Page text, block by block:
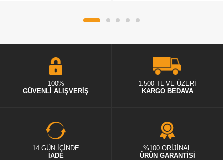
100%
GÜVENLİ ALIŞVERİŞ
1.500 TL VE ÜZERİ
KARGO BEDAVA
14 GÜN İÇİNDE
İADE
%100 ORİJİNAL
ÜRÜN GARANTİSİ